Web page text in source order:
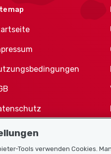
Richtlinie
Tools verwenden Cookies.